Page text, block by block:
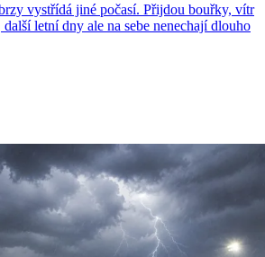
vystřídá jiné počasí. Přijdou bouřky, vítr
letní dny ale na sebe nenechají dlouho